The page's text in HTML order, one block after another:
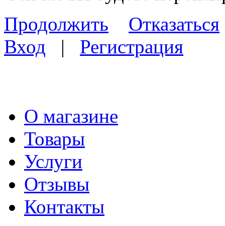
Продолжить
Отказаться
Вход | Регистрация
О магазине
Товары
Услуги
Отзывы
Контакты